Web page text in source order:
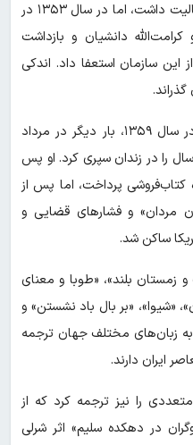
روستایی» در تلویزیون ملی ایران فعالیت داشت، اما در سال ۱۳۵۳ در
دانشیان و بازداشت
این سازمان استعفا داد. اندکی
پارسی‌پور پس از بازگشت به ایران در سال ۱۳۵۹، بار دیگر در مرداد
سال را در زندان سپری کرد. او پس
کتاب‌فروشی پرداخت، اما پس از
مردان» و فشارهای قضایی و
ساکن شد.
زمستان بلند»، «طوبا و معنای
«شیوا»، «بر بال باد نشستن» و
به زبان‌های مختلف جهان ترجمه
ایران دارند.
متعددی را نیز ترجمه کرد که از
در دهکده سلیم» اثر شرلی